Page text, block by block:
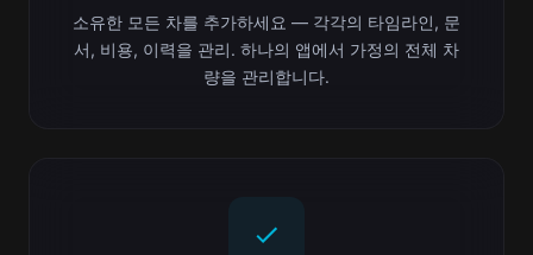
소유한 모든 차를 추가하세요 — 각각의 타임라인, 문
서, 비용, 이력을 관리. 하나의 앱에서 가정의 전체 차
량을 관리합니다.